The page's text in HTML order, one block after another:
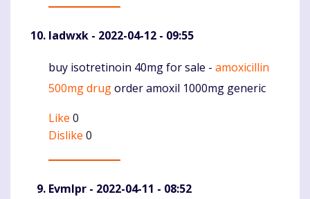
Iadwxk - 2022-04-12 - 09:55
Komentaras
buy isotretinoin 40mg for sale - amoxicillin
500mg drugorder amoxil 1000mg generic
Like 0
Dislike 0
Evmlpr - 2022-04-11 - 08:52